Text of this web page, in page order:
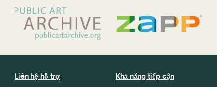
Liên hệ hỗ trợ Khả năng tiếp cận